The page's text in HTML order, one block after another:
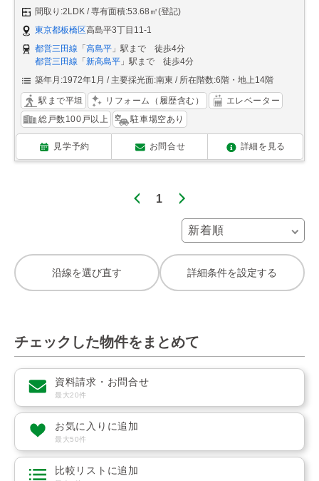
間取り:2LDK
専有面積:53.68㎡(登記)
東京都板橋区高島平3丁目11-1
都営三田線 「 高島平 」駅まで 徒歩4分
都営三田線 「 新高島平 」駅まで 徒歩4分
築年月:1972年1月
主要採光面:南東 所在階数:6階・地上14階
駅まで平坦 リフォーム（履歴含む）
エレベーター
総戸数100戸以上
駐車場空あり
見学予約 お問合せ 詳細を見る
1
沿線を選び直す 詳細条件を設定する
チェックした物件をまとめて
資料請求・お問合せ
最大20件
お気に入りに追加
最大50件
比較リストに追加